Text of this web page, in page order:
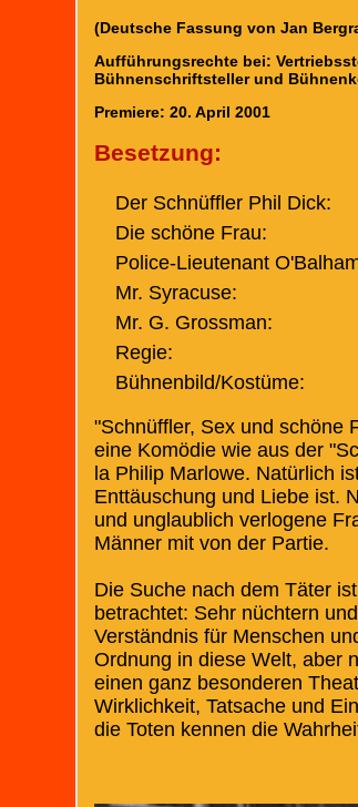
(Deutsche Fassung von Jan
Aufführungsrechte bei:
Bühnenschriftsteller und
Premiere: 20. April 2001
Besetzung:
Der Schnüffler Phil Dick:
Die schöne Frau:
Police-Lieutenant
Mr. Syracuse:
Mr. G. Grossman:
Regie:
Bühnenbild/Kostüme:
"Schnüffler, Sex und schöne
eine Komödie wie aus der
la Philip Marlowe. Natürlich
Enttäuschung und Liebe ist.
und unglaublich verlogene
Männer mit von der Partie.
Die Suche nach dem Täter
betrachtet: Sehr nüchtern
Verständnis für Menschen
Ordnung in diese Welt, aber
einen ganz besonderen
Wirklichkeit, Tatsache und
die Toten kennen die